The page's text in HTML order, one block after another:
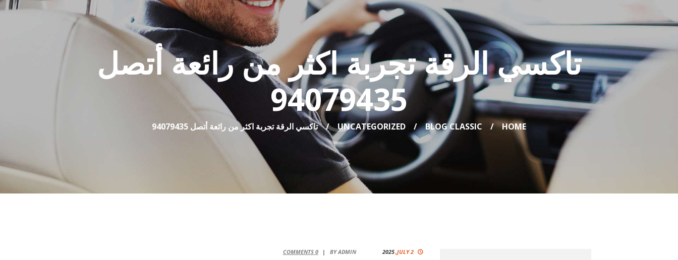
تاكسي الرقة تجربة اكثر من رائعة أتصل
94079435
HOME
BLOG CLASSIC
UNCATEGORIZED تاكسي الرقة تجربة اكثر من رائعة أتصل 94079435
JULY 2,
2025
BYADMIN
0
COMMENTS